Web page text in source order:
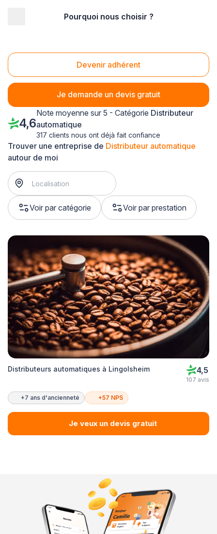
Pourquoi nous choisir ?
Devenir adhérent
Je demande un devis gratuit
Distributeur automatique Alsace
Trouver une entreprise de Distributeur automatique
autour de moi
Voir par catégorie Voir par prestation
4,6
Note moyenne sur 5 - Catégorie Distributeur
automatique
317 clients nous ont déjà fait confiance
Distributeurs automatiques à Lingolsheim 4,5
107 avis
+7 ans d'ancienneté +57 NPS
Je veux un devis gratuit